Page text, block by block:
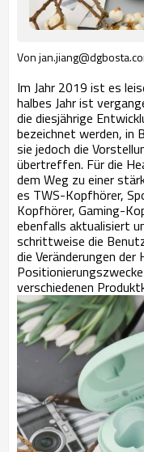
Von
Im Jahr 2019 ist es
halbes Jahr ist
die diesjährige
bezeichnet werden, in
sie jedoch die
übertreffen. Für die
dem Weg zu einer
es TWS-Kopfhörer,
Kopfhörer, Gaming-
ebenfalls aktualisiert
schrittweise die
die Veränderungen
verschiedenen